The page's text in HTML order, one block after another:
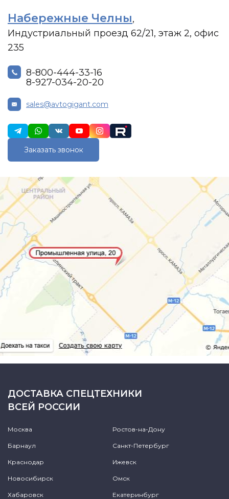
Набережные Челны,
Индустриальный проезд 62/21, этаж 2, офис
235
8-800-444-33-16
8-927-034-20-20
sales@avtogigant.com
Заказать звонок
ДОСТАВКА СПЕЦТЕХНИКИ
ВСЕЙ РОССИИ
Москва Ростов-на-Дону
Барнаул Санкт-Петербург
Краснодар Ижевск
Новосибирск Омск
Хабаровск Екатеринбург